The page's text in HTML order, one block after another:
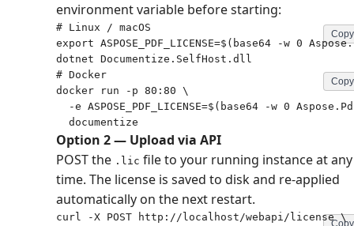
environment variable before starting:
# Linux / macOS
export ASPOSE_PDF_LICENSE=$(base64 -w 0
dotnet Documentize.SelfHost.dll
Copy
# Docker
docker run -p 80:80 \
-e ASPOSE_PDF_LICENSE=$(base64 -w 0
  documentize
Copy
Option 2 — Upload via API
POST the .lic file to your running instance at any
time. The license is saved to disk and re-applied
automatically on the next restart.
curl -X POST http://localhost/webapi/license \
Copy